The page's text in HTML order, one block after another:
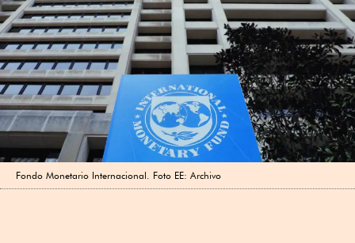
Fondo Monetario Internacional. Foto EE: Archivo